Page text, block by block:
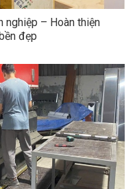
nghiệp – Hoàn thiện
đẹp